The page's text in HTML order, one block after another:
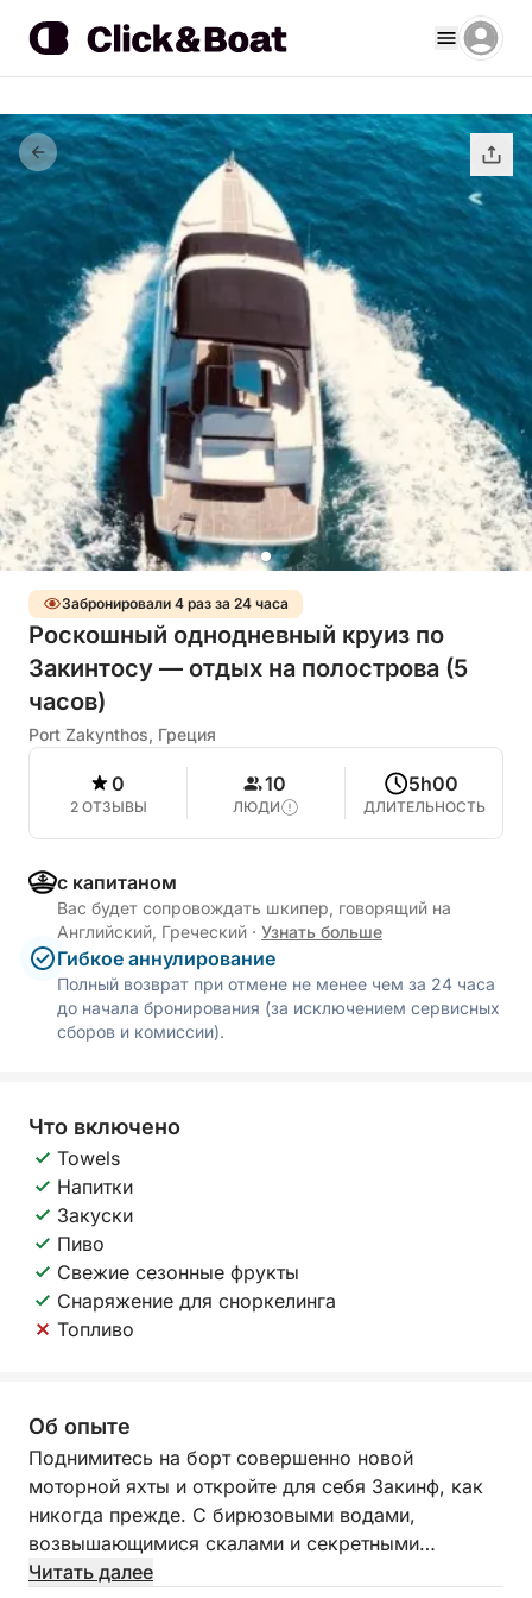
Забронировали 4 раз за 24 часа
Роскошный однодневный круиз по
Закинтосу — отдых на полострова (5
часов)
Port Zakynthos, Греция
0
2 ОТЗЫВЫ
10
ЛЮДИ
5h00
ДЛИТЕЛЬНОСТЬ
с капитаном
Вас будет сопровождать шкипер, говорящий на
Английский, Греческий · Узнать больше
Гибкое аннулирование
Полный возврат при отмене не менее чем за 24 часа
до начала бронирования (за исключением сервисных
сборов и комиссии).
Что включено
Towels
Напитки
Закуски
Пиво
Свежие сезонные фрукты
Снаряжение для сноркелинга
Топливо
Об опыте
Поднимитесь на борт совершенно новой
моторной яхты и откройте для себя Закинф, как
никогда прежде. С бирюзовыми водами,
возвышающимися скалами и секретными
бухтами, доступными только на лодке, этот круиз
Читать далее